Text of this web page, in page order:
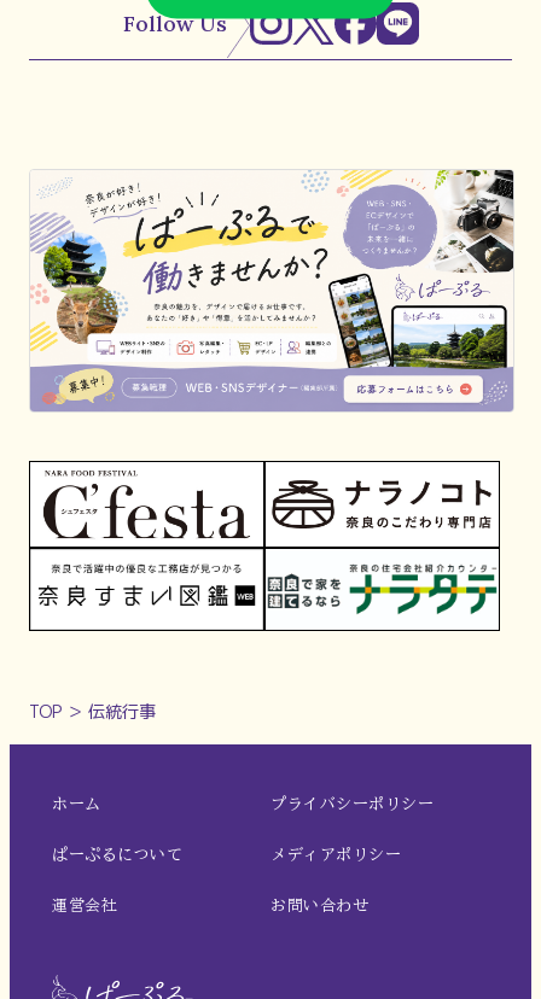
Follow Us
TOP ＞ 伝統行事
ホーム
ぱーぷるについて
運営会社
プライバシーポリシー
メディアポリシー
お問い合わせ